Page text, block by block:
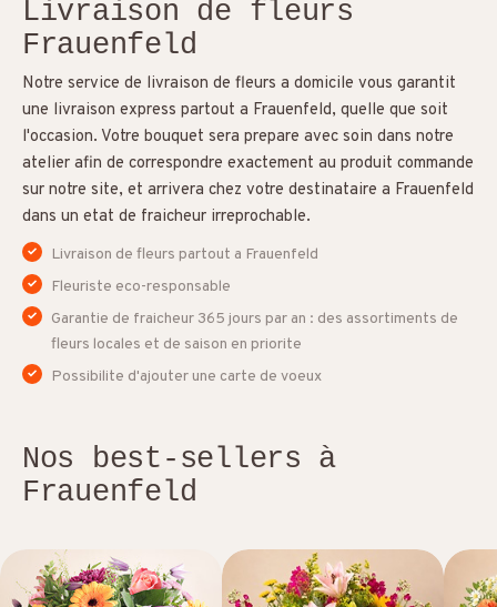
Livraison de fleurs
Frauenfeld
Notre service de livraison de fleurs a domicile vous garantit
une livraison express partout a Frauenfeld, quelle que soit
l'occasion. Votre bouquet sera prepare avec soin dans notre
atelier afin de correspondre exactement au produit commande
sur notre site, et arrivera chez votre destinataire a Frauenfeld
dans un etat de fraicheur irreprochable.
Livraison de fleurs partout a Frauenfeld
Fleuriste eco-responsable
Garantie de fraicheur 365 jours par an : des assortiments de
fleurs locales et de saison en priorite
Possibilite d'ajouter une carte de voeux
Nos best-sellers à
Frauenfeld